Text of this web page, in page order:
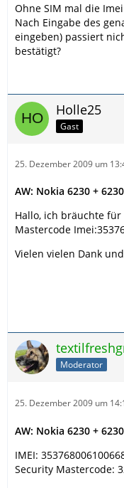
Ohne SIM mal die
Nach Eingabe des
eingeben) passiert
bestätigt?
Holle25
Gast
25. Dezember 2009 um
AW: Nokia 6230 +
Hallo, ich bräuchte für
Mastercode
Vielen vielen Dank
Moderator
25. Dezember 2009 um
AW: Nokia 6230 +
IMEI:
Security Mastercode: